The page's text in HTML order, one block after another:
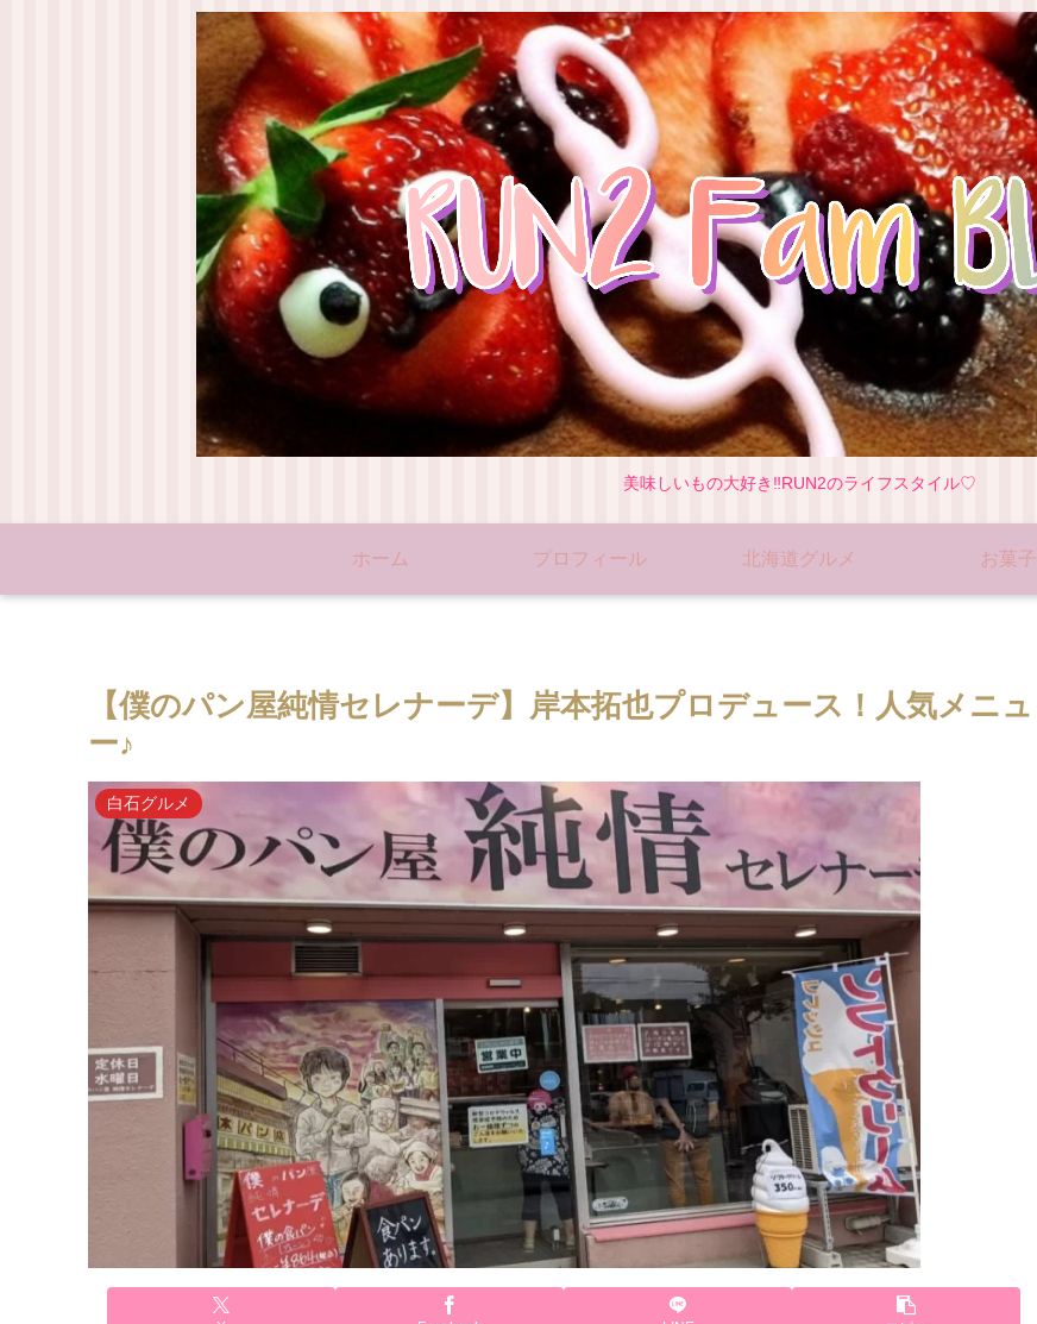
美味しいもの大好き‼RUN2のライフスタイル♡
ホーム プロフィール 北海道グルメ お菓子
【僕のパン屋純情セレナーデ】岸本拓也プロデュース！人気メニュ
ー♪
白石グルメ